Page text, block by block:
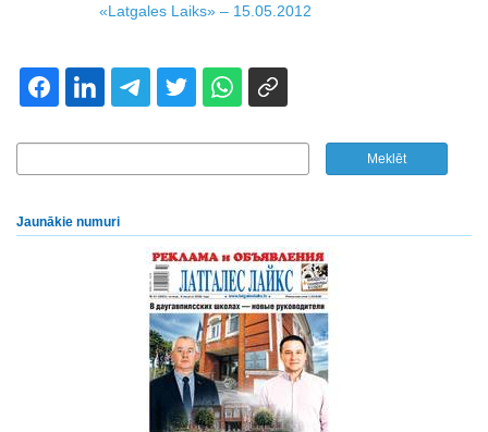
«Latgales Laiks» – 15.05.2012
Jaunākie numuri